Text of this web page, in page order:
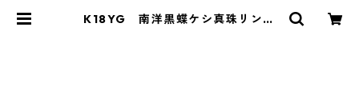
K18YG 南洋黒蝶ケシ真珠リング